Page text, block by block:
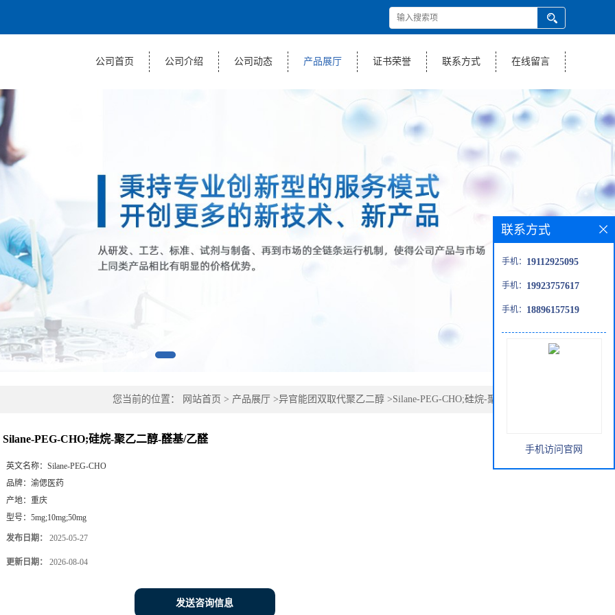
公司首页 公司介绍 公司动态 产品展厅 证书荣誉 联系方式 在线留言
您当前的位置： 网站首页 > 产品展厅 >异官能团双取代聚乙二醇 >Silane-PEG-CHO;硅烷-聚乙二醇-醛基/
Silane-PEG-CHO;硅烷-聚乙二醇-醛基/乙醛
英文名称： Silane-PEG-CHO
品牌： 渝偲医药
产地： 重庆
型号： 5mg;10mg;50mg
发布日期： 2025-05-27
更新日期： 2026-08-04
发送咨询信息
联系方式
手机： 19112925095
手机： 19923757617
手机： 18896157519
手机访问官网